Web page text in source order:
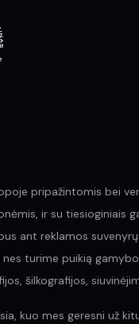
pripažintomis bei
ir su tiesioginiais
ant reklamos
nes turime puikią
šilkografijos,
kuo mes geresni už